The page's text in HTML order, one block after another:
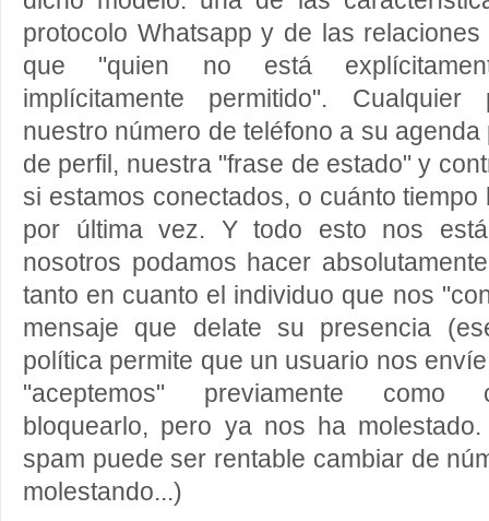
protocolo Whatsapp y de las
que "quien no está
implícitamente permitido".
nuestro número de teléfono a su
de perfil, nuestra "frase de estado" y
si estamos conectados, o cuánto
por última vez. Y todo esto nos
nosotros podamos hacer
tanto en cuanto el individuo que nos
mensaje que delate su presencia
política permite que un usuario nos
"aceptemos" previamente como
bloquearlo, pero ya nos ha
spam puede ser rentable cambiar de
molestando...)